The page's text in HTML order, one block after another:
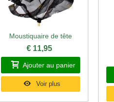
Aperçu rapide
Moustiquaire de tête
€ 11,95
Ajouter au panier
Voir plus